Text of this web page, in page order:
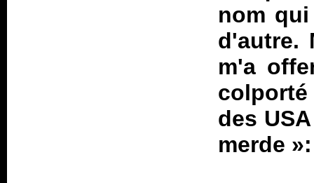
nom
d'autre.
m'a
des
merde